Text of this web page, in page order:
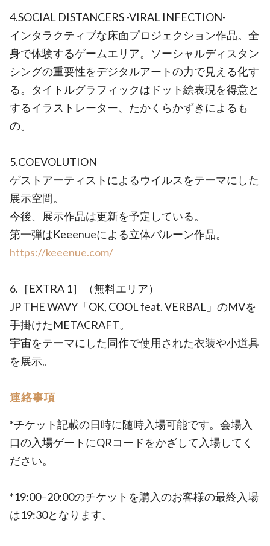
4.SOCIAL DISTANCERS -VIRAL INFECTION-
インタラクティブな床面プロジェクション作品。全
身で体験するゲームエリア。ソーシャルディスタン
シングの重要性をデジタルアートの力で見える化す
る。タイトルグラフィックはドット絵表現を得意と
するイラストレーター、たかくらかずきによるも
の。
5.COEVOLUTION
ゲストアーティストによるウイルスをテーマにした
展示空間。
今後、展示作品は更新を予定している。
第一弾はKeeenueによる立体バルーン作品。
https://keeenue.com/
6.［EXTRA 1］（無料エリア）
JP THE WAVY「OK, COOL feat. VERBAL」のMVを
手掛けたMETACRAFT。
宇宙をテーマにした同作で使用された衣装や小道具
を展示。
連絡事項
*チケット記載の日時に随時入場可能です。会場入
口の入場ゲートにQRコードをかざして入場してく
ださい。
*19:00−20:00のチケットを購入のお客様の最終入場
は19:30となります。